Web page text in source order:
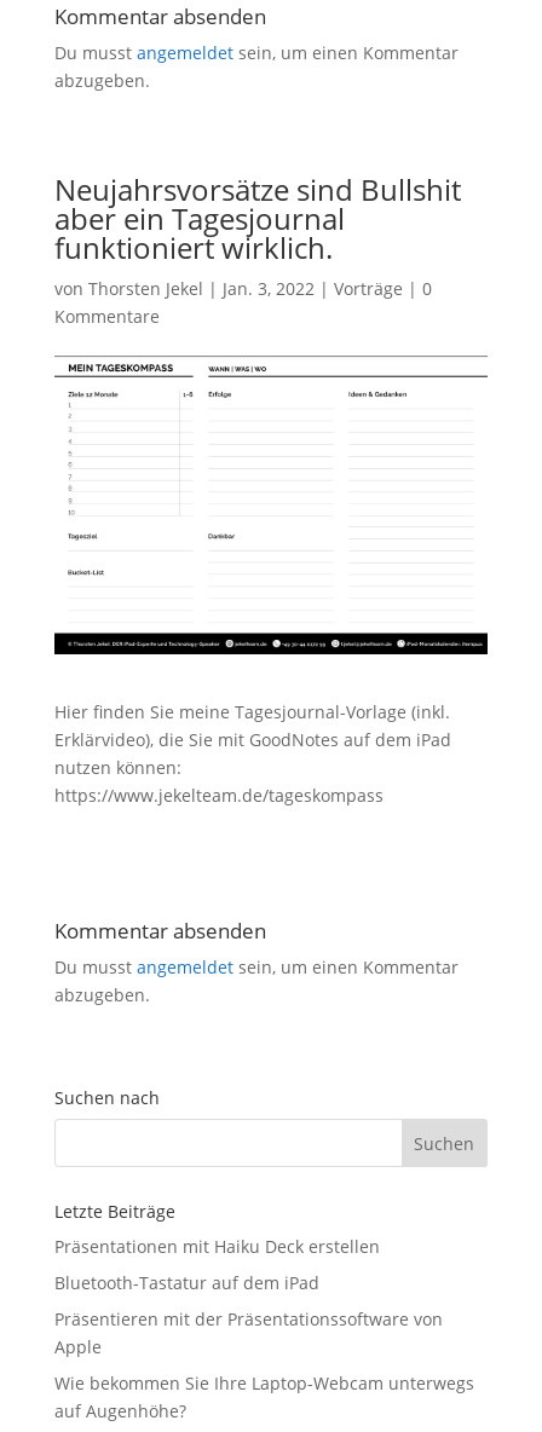
Kommentar absenden
Du musst angemeldetsein, um einen Kommentar
abzugeben.
Neujahrsvorsätze sind Bullshit
aber ein Tagesjournal
funktioniert wirklich.
von Thorsten Jekel | Jan. 3, 2022 | Vorträge | 0
Kommentare
Hier finden Sie meine Tagesjournal-Vorlage (inkl.
Erklärvideo), die Sie mit GoodNotes auf dem iPad
nutzen können:
https://www.jekelteam.de/tageskompass
Kommentar absenden
Du musst angemeldetsein, um einen Kommentar
abzugeben.
Suchen nach
Letzte Beiträge
Präsentationen mit Haiku Deck erstellen
Bluetooth-Tastatur auf dem iPad
Präsentieren mit der Präsentationssoftware von
Apple
Wie bekommen Sie Ihre Laptop-Webcam unterwegs
auf Augenhöhe?